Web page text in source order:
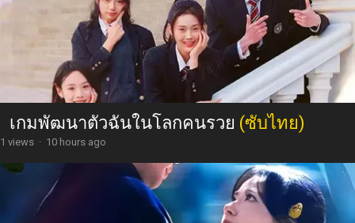
เกมพัฒนาตัวฉันในโลกคนรวย (ซับไทย)
1 views · 10 hours ago